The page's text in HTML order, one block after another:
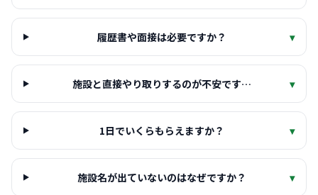
履歴書や面接は必要ですか？ ▾
施設と直接やり取りするのが不安です… ▾
1日でいくらもらえますか？ ▾
施設名が出ていないのはなぜですか？ ▾